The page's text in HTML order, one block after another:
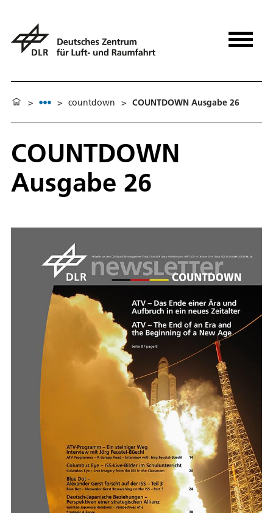
> > countdown > COUNTDOWN Ausgabe 26
COUNTDOWN
Ausgabe 26